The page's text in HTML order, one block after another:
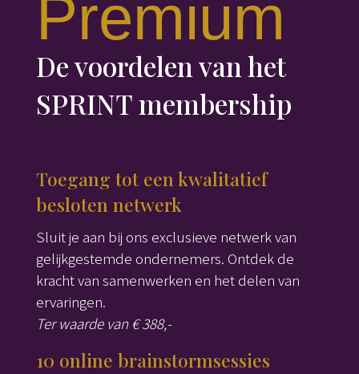
Premium
De voordelen van het
SPRINT membership
Toegang tot een kwalitatief
besloten netwerk
Sluit je aan bij ons exclusieve netwerk van
gelijkgestemde ondernemers. Ontdek de
kracht van samenwerken en het delen van
ervaringen.
Ter waarde van € 388,-
10 online brainstormsessies